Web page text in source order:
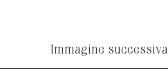
Immagine successiva